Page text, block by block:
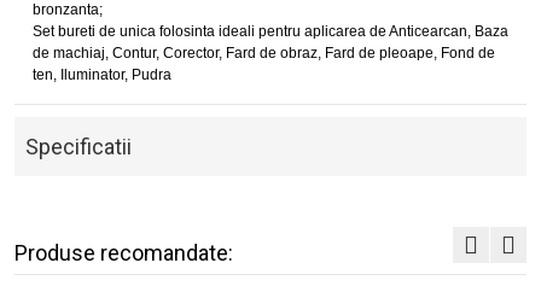
bronzanta;
Set bureti de unica folosinta ideali pentru aplicarea de Anticearcan, Baza
de machiaj, Contur, Corector, Fard de obraz, Fard de pleoape, Fond de
ten, Iluminator, Pudra
Specificatii
Produse recomandate: